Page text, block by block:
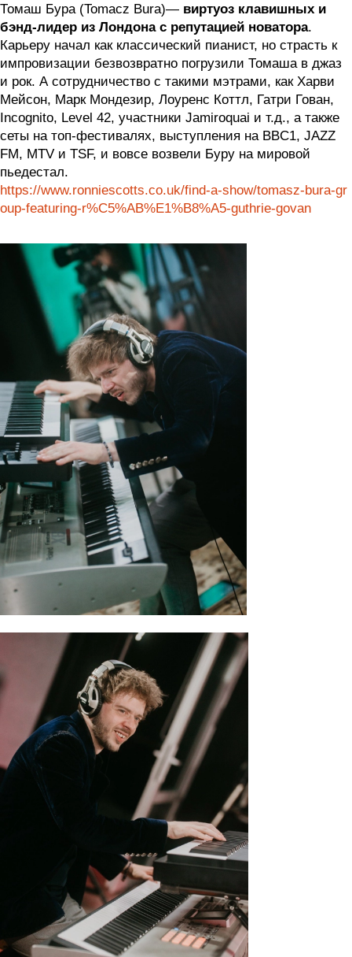
Томаш Бура (Tomacz Bura)— виртуоз клавишных и
бэнд-лидер из Лондона с репутацией новатора.
Карьеру начал как классический пианист, но страсть к
импровизации безвозвратно погрузили Томаша в джаз
и рок. А сотрудничество с такими мэтрами, как Харви
Мейсон, Марк Мондезир, Лоуренс Коттл, Гатри Гован,
Incognito, Level 42, участники Jamiroquai и т.д., а также
сеты на топ-фестивалях, выступления на BBC1, JAZZ
FM, MTV и TSF, и вовсе возвели Буру на мировой
пьедестал.
https://www.ronniescotts.co.uk/find-a-show/tomasz-bura-gr
oup-featuring-r%C5%AB%E1%B8%A5-guthrie-govan